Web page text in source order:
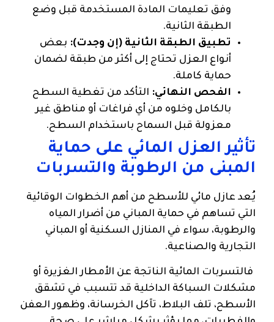
وفق تعليمات المادة المستخدمة قبل وضع
الطبقة الثانية.
تطبيق الطبقة الثانية (إن وجدت): بعض
أنواع العزل تحتاج إلى أكثر من طبقة لضمان
حماية كاملة.
الفحص النهائي: التأكد من تغطية السطح
بالكامل وخلوه من أي فراغات أو مناطق غير
معزولة قبل السماح باستخدام السطح.
تأثير العزل المائي على حماية
المبنى من الرطوبة والتسربات
يُعد عازل مائي للأسطح من أهم الخطوات الوقائية
التي تساهم في حماية المباني من أضرار المياه
والرطوبة، سواء في المنازل السكنية أو المباني
التجارية والصناعية.
فالتسربات المائية الناتجة عن الأمطار الغزيرة أو
مشكلات السباكة الداخلية قد تتسبب في تشقق
الأسطح، تلف البلاط، تآكل الخرسانة، وظهور العفن